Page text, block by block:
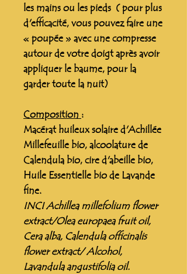
les mains ou les pieds ( pour plus
d'efficacité, vous pouvez faire une
« poupée » avec une compresse
autour de votre doigt après avoir
appliquer le baume, pour la
garder toute la nuit)
Composition :
Macérat huileux solaire d'Achillée
Millefeuille bio, alcoolature de
Calendula bio, cire d'abeille bio,
Huile Essentielle bio de Lavande
fine.
INCI Achillea millefolium flower
extract/Olea europaea fruit oil,
Cera alba, Calendula officinalis
flower extract/ Alcohol,
Lavandula angustifolia oil.